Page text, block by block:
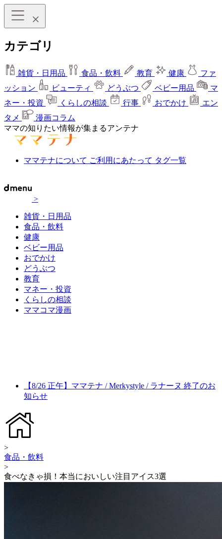
カテゴリ
雑貨・日用品 食品・飲料 教育 健康
ファ
ッション
ビューティ どうぶつ ベビー用品
マ
ネー・投資
くらしの相談 行事 おでかけ
エン
タメ
漫画コラム
ママの知りたい情報が集まるアンテナ
ママテナについて ご利用にあたって タグ一覧
>
雑貨・日用品
食品・飲料
健康
ベビー用品
おでかけ
どうぶつ
教育
マネー・投資
くらしの相談
ママコマ漫画
【8/26 正午】ママテナ / Merkystyle / ラナーヌ 終了のお
知らせ
>
食品・飲料
>
食べなきゃ損！本当においしい注目アイス3選